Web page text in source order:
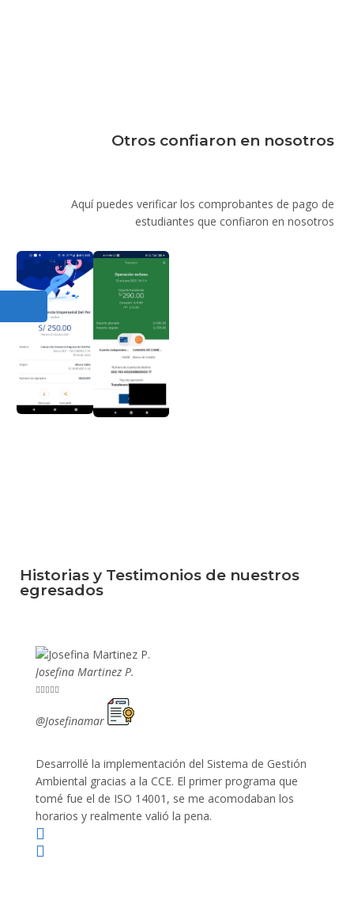
Otros confiaron en nosotros
Aquí puedes verificar los comprobantes de pago de
estudiantes que confiaron en nosotros
Historias y Testimonios de nuestros
egresados
Josefina Martinez P.

@Josefinamar
Desarrollé la implementación del Sistema de Gestión
Ambiental gracias a la CCE. El primer programa que
tomé fue el de ISO 14001, se me acomodaban los
horarios y realmente valió la pena.